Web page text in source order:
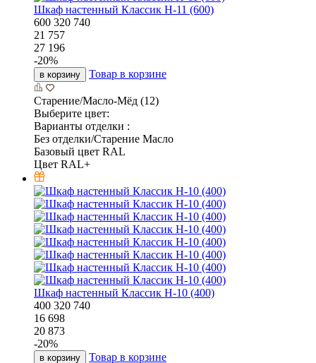
Шкаф настенный Классик Н-11 (600)
600 320 740
21 757
27 196
-20%
в корзину Товар в корзине
Старение/Масло-Мёд (12)
Выберите цвет:
Варианты отделки :
Без отделки/Старение Масло
Базовый цвет RAL
Цвет RAL+
Шкаф настенный Классик Н-10 (400)
400 320 740
16 698
20 873
-20%
в корзину Товар в корзине